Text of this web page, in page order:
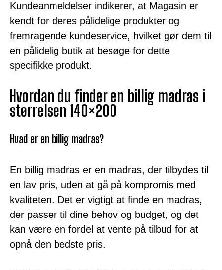
Kundeanmeldelser indikerer, at Magasin er
kendt for deres pålidelige produkter og
fremragende kundeservice, hvilket gør dem til
en pålidelig butik at besøge for dette
specifikke produkt.
Hvordan du finder en billig madras i
størrelsen 140×200
Hvad er en billig madras?
En billig madras er en madras, der tilbydes til
en lav pris, uden at gå på kompromis med
kvaliteten. Det er vigtigt at finde en madras,
der passer til dine behov og budget, og det
kan være en fordel at vente på tilbud for at
opnå den bedste pris.